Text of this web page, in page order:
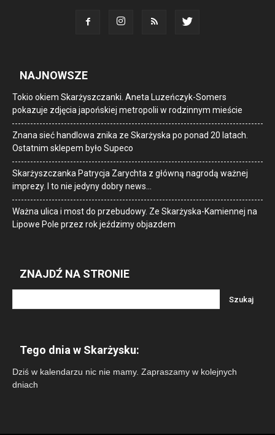
NAJNOWSZE
Tokio okiem Skarżyszczanki. Aneta Luzeńczyk-Somers
pokazuje zdjęcia japońskiej metropolii w rodzinnym mieście
Znana sieć handlowa znika ze Skarżyska po ponad 20 latach.
Ostatnim sklepem było Supeco
Skarżyszczanka Patrycja Zarychta z główną nagrodą ważnej
imprezy. I to nie jedyny dobry news…
Ważna ulica i most do przebudowy. Ze Skarżyska-Kamiennej na
Lipowe Pole przez rok jeździmy objazdem
ZNAJDŹ NA STRONIE
Tego dnia w Skarżysku:
Dziś w kalendarzu nic nie mamy. Zapraszamy w kolejnych
dniach